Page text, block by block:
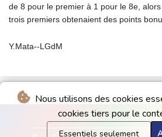
Nous utilisons des cookies
cookies tiers pour le
Essentiels seulement
de 8 pour le premier à 1 pour le 8e,
trois premiers obtenaient des points
Y.Mata--LGdM